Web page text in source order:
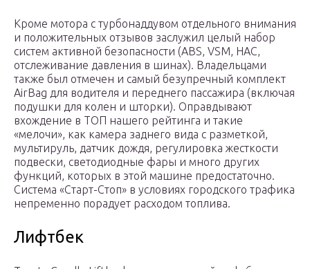
Кроме мотора с турбонаддувом отдельного внимания
и положительных отзывов заслужил целый набор
систем активной безопасности (ABS, VSM, HAC,
отслеживание давления в шинах). Владельцами
также был отмечен и самый безупречный комплект
AirBag для водителя и переднего пассажира (включая
подушки для колен и шторки). Оправдывают
вхождение в ТОП нашего рейтинга и такие
«мелочи», как камера заднего вида с разметкой,
мультируль, датчик дождя, регулировка жесткости
подвески, светодиодные фары и много других
функций, которых в этой машине предостаточно.
Система «Старт-Стоп» в условиях городского трафика
непременно порадует расходом топлива.
Лифтбек